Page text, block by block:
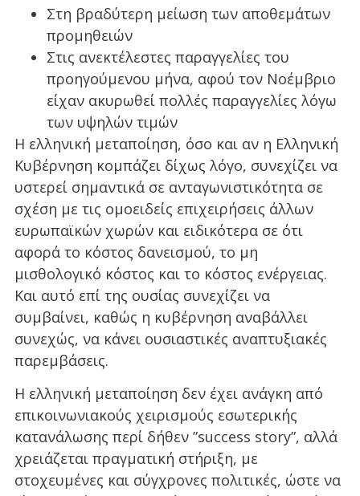
Στη βραδύτερη μείωση των αποθεμάτων
προμηθειών
Στις ανεκτέλεστες παραγγελίες του
προηγούμενου μήνα, αφού τον Νοέμβριο
είχαν ακυρωθεί πολλές παραγγελίες λόγω
των υψηλών τιμών
Η ελληνική μεταποίηση, όσο και αν η Ελληνική
Κυβέρνηση κομπάζει δίχως λόγο, συνεχίζει να
υστερεί σημαντικά σε ανταγωνιστικότητα σε
σχέση με τις ομοειδείς επιχειρήσεις άλλων
ευρωπαϊκών χωρών και ειδικότερα σε ότι
αφορά το κόστος δανεισμού, το μη
μισθολογικό κόστος και το κόστος ενέργειας.
Και αυτό επί της ουσίας συνεχίζει να
συμβαίνει, καθώς η κυβέρνηση αναβάλλει
συνεχώς, να κάνει ουσιαστικές αναπτυξιακές
παρεμβάσεις.
Η ελληνική μεταποίηση δεν έχει ανάγκη από
επικοινωνιακούς χειρισμούς εσωτερικής
κατανάλωσης περί δήθεν ”success story”, αλλά
χρειάζεται πραγματική στήριξη, με
στοχευμένες και σύγχρονες πολιτικές, ώστε να